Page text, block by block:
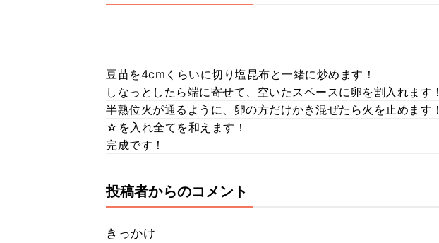
豆苗を4cmくらいに切り塩昆布と一緒に炒めます！
しなっとしたら端に寄せて、空いたスペースに卵を割入れます！
半熟位火が通るように、卵の方だけかき混ぜたら火を止めます！
☆を入れ全てを和えます！
完成です！
投稿者からのコメント
きっかけ